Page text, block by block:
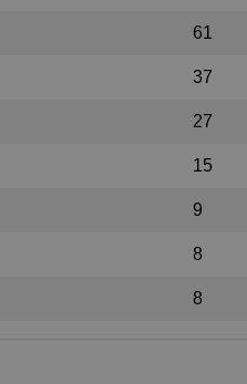
61
37
27
15
9
8
8